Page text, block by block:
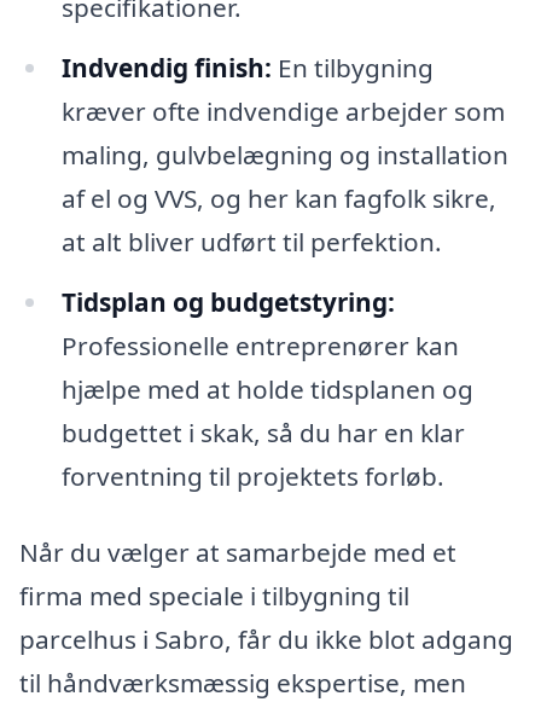
specifikationer.
Indvendig finish: En tilbygning
kræver ofte indvendige arbejder som
maling, gulvbelægning og installation
af el og VVS, og her kan fagfolk sikre,
at alt bliver udført til perfektion.
Tidsplan og budgetstyring:
Professionelle entreprenører kan
hjælpe med at holde tidsplanen og
budgettet i skak, så du har en klar
forventning til projektets forløb.
Når du vælger at samarbejde med et
firma med speciale i tilbygning til
parcelhus i Sabro, får du ikke blot adgang
til håndværksmæssig ekspertise, men